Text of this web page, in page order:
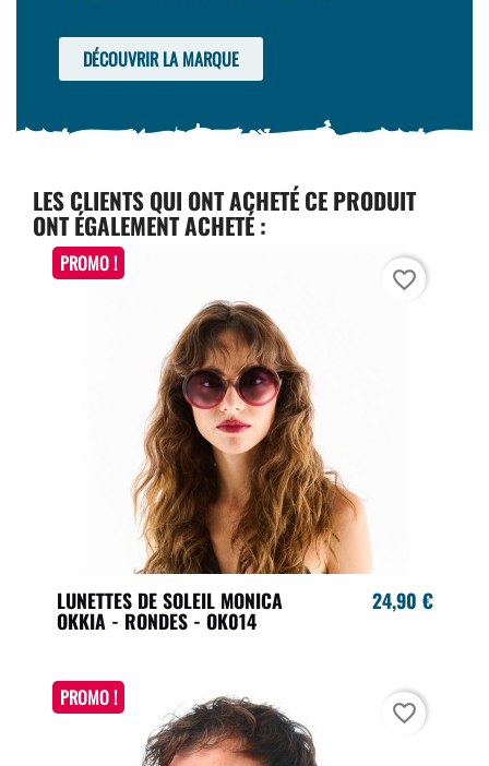
DÉCOUVRIR LA MARQUE
LES CLIENTS QUI ONT ACHETÉ CE PRODUIT
ONT ÉGALEMENT ACHETÉ :
LUNETTES DE SOLEIL MONICA
OKKIA - RONDES - OK014
24,90 €
PROMO !
favorite_border
PROMO !
favorite_border